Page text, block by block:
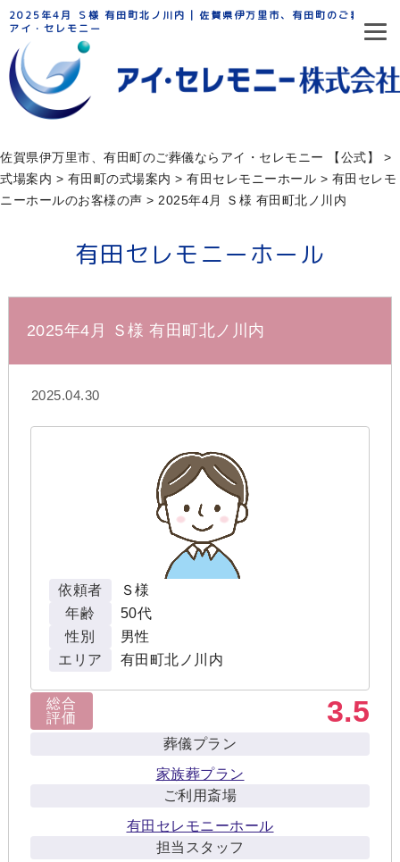
2025年4月 Ｓ様 有田町北ノ川内 | 佐賀県伊万里市、有田町のご葬儀なら
アイ・セレモニー
佐賀県伊万里市、有田町のご葬儀ならアイ・セレモニー 【公式】
>
式場案内 > 有田町の式場案内 > 有田セレモニーホール > 有田セレモ
ニーホールのお客様の声 > 2025年4月 Ｓ様 有田町北ノ川内
有田セレモニーホール
2025年4月 Ｓ様 有田町北ノ川内
2025.04.30
依頼者
Ｓ様
年齢
50代
性別
男性
エリア
有田町北ノ川内
総合
評価
3.5
葬儀プラン
家族葬プラン
ご利用斎場
有田セレモニーホール
担当スタッフ